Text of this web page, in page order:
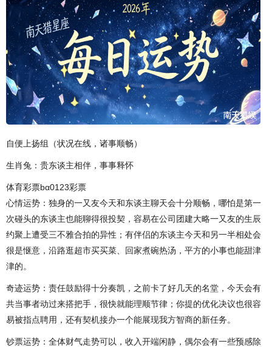
自便上扬组（状况在线，诸事顺畅）
生肖兔：贵东谈主相伴，事事释怀
体育彩票bα0123彩票
心情运势：独身的一又友今天和东谈主聊天会十分顺畅，哪怕是第一
次碰头的东谈主也能聊得很投契，容易在公司团建大略一又友的生辰
约聚上遭受三不雅合拍的异性；有伴侣的东谈主今天和另一半相处会
很是惬意，沿路逛超市买买菜、回家煮碗热汤，平方的小事也能甜津
津的。
奇迹运势：责任鼓励得十分奏凯，之前卡了好几天的名堂，今天会有
共当事者动过来搭把手，很快就能理顺节律；你提的优化决议也很容
易被指点聘用，还有契机接办一个能展现我方智商的新任务。
钞票运势：全体财气走势可以，收入开端闲静，偶尔会有一些预感除